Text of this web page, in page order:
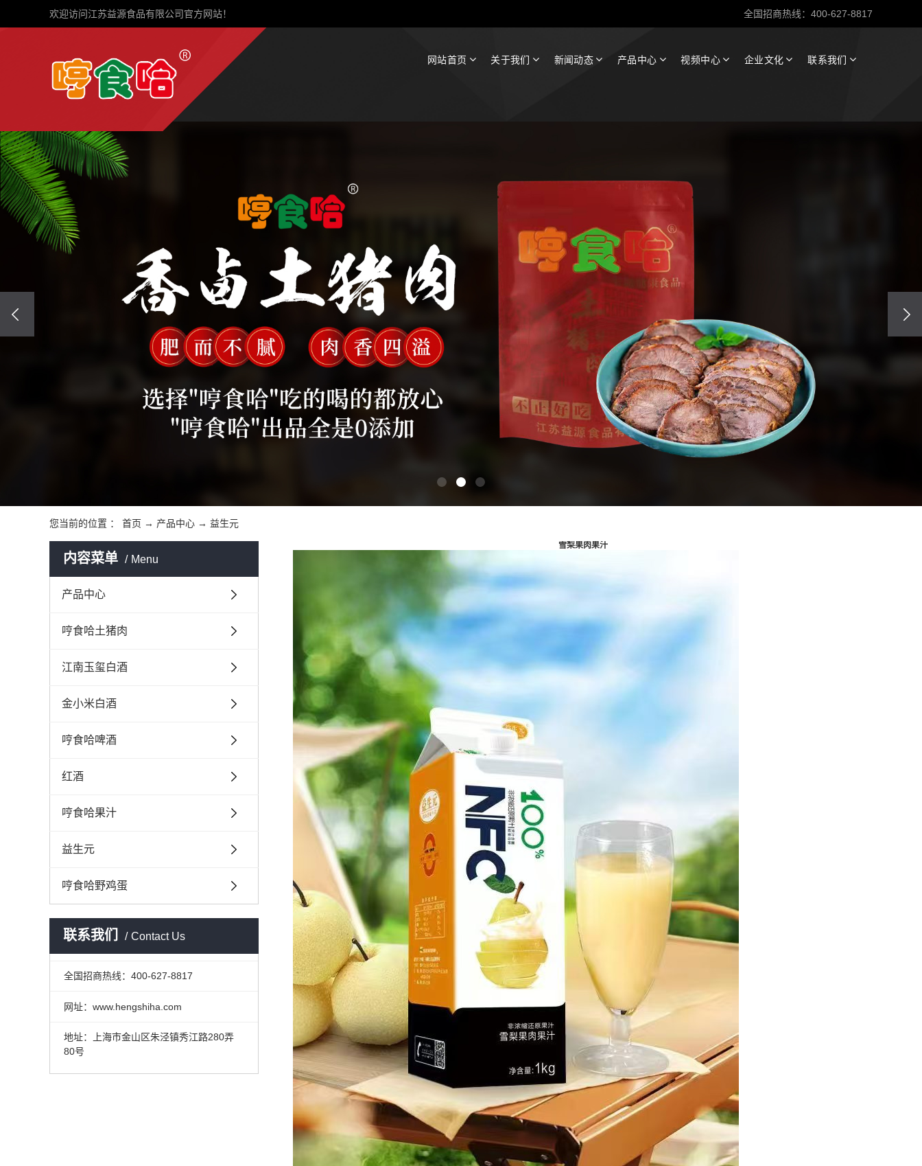
欢迎访问江苏益源食品有限公司官方网站！ 全国招商热线：400-627-8817
网站首页 关于我们 新闻动态 产品中心 视频中心 企业文化 联系我们
您当前的位置 ： 首页 → 产品中心 → 益生元
内容菜单 Menu
产品中心
哼食哈土猪肉
江南玉玺白酒
金小米白酒
哼食哈啤酒
红酒
哼食哈果汁
益生元
哼食哈野鸡蛋
联系我们 Contact Us
全国招商热线：400-627-8817
网址：www.hengshiha.com
地址：上海市金山区朱泾镇秀江路280弄
80号
雪梨果肉果汁